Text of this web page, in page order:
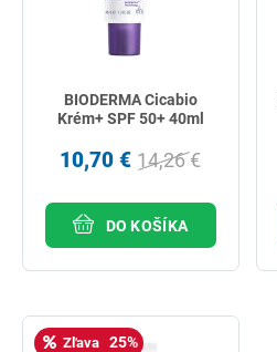
BIODERMA Cicabio
Krém+ SPF 50+ 40ml
10,70 € 14,26 €
DO KOŠÍKA
Zľava 25%